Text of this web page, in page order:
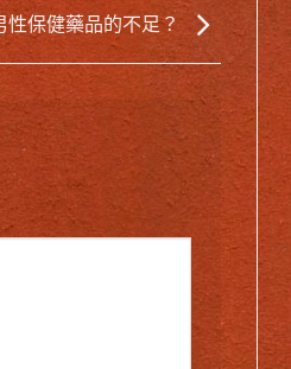
性保健藥品的不足？